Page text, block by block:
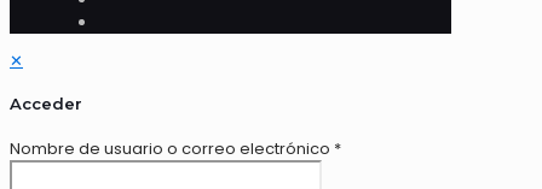
✕
Acceder
Nombre de usuario o correo electrónico *